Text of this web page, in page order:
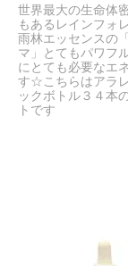
世界最大の生命体
もあるレインフォ
雨林エッセンスの
マ」とてもパワフ
にとても必要なエ
す☆こちらはアラ
ックボトル３４本
トです